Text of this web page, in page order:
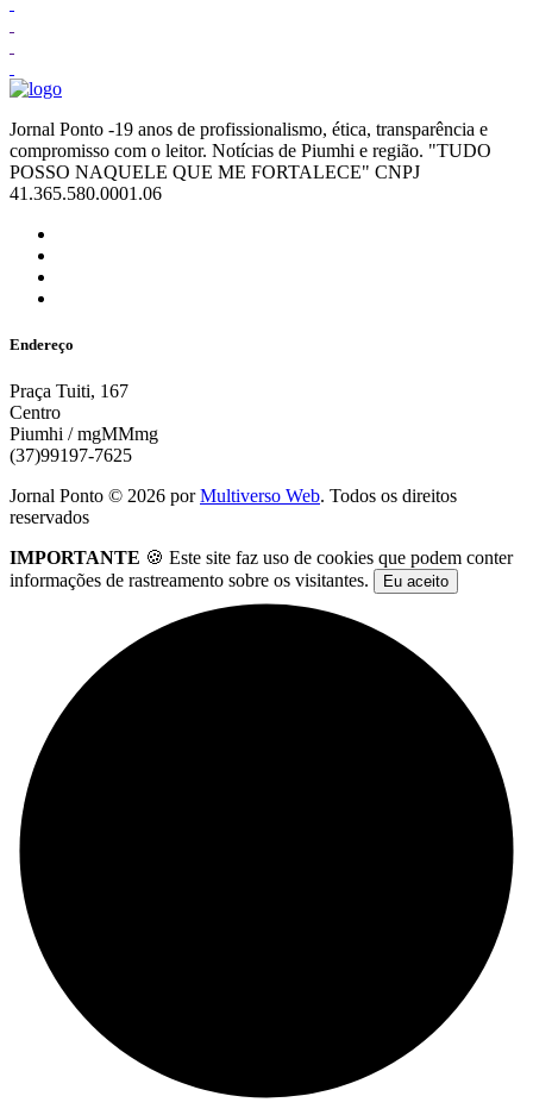
Jornal Ponto -19 anos de profissionalismo, ética, transparência e
compromisso com o leitor. Notícias de Piumhi e região. "TUDO
POSSO NAQUELE QUE ME FORTALECE" CNPJ
41.365.580.0001.06
Endereço
Praça Tuiti, 167
Centro
Piumhi / mgMMmg
(37)99197-7625
Jornal Ponto © 2026 porMultiverso Web. Todos os direitos
reservados
IMPORTANTE 🍪 Este site faz uso de cookies que podem conter
informações de rastreamento sobre os visitantes.
Eu aceito